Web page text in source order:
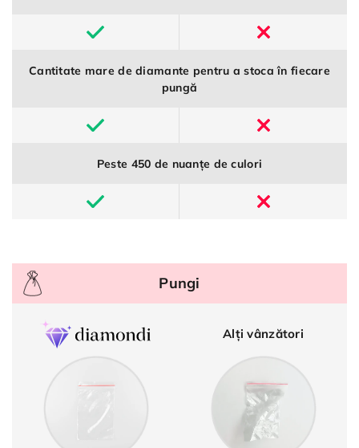
Cantitate mare de diamante pentru a stoca în fiecare
pungă
Peste 450 de nuanțe de culori
Pungi
Alți vânzători